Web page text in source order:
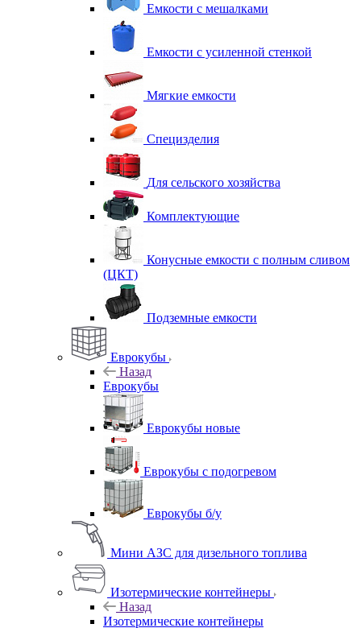
Емкости с мешалками
Емкости с усиленной стенкой
Мягкие емкости
Специзделия
Для сельского хозяйства
Комплектующие
Конусные емкости с полным сливом
(ЦКТ)
Подземные емкости
Еврокубы
Назад
Еврокубы
Еврокубы новые
Еврокубы с подогревом
Еврокубы б/у
Мини АЗС для дизельного топлива
Изотермические контейнеры
Назад
Изотермические контейнеры